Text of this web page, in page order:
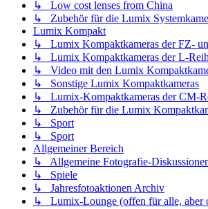
↳ Low cost lenses from China
↳ Zubehör für die Lumix
Lumix Kompakt
↳ Lumix Kompaktkameras der FZ-
↳ Lumix Kompaktkameras der L-
↳ Video mit den Lumix
↳ Sonstige Lumix Kompaktkameras
↳ Lumix-Kompaktkameras der CM-
↳ Zubehör für die Lumix
↳ Sport
↳ Sport
Allgemeiner Bereich
↳ Allgemeine Fotografie-
↳ Spiele
↳ Jahresfotoaktionen Archiv
↳ Lumix-Lounge (offen für alle, aber